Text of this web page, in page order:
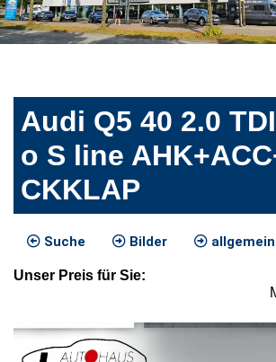
Audi Q5 40 2.0
o S line
CKKLAP
Suche Bilder
Unser Preis für Sie: